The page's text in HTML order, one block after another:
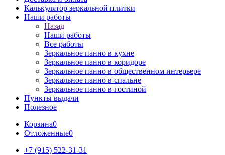
Калькулятор зеркальной плитки
Наши работы
Назад
Наши работы
Все работы
Зеркальное панно в кухне
Зеркальное панно в коридоре
Зеркальное панно в общественном интерьере
Зеркальное панно в спальне
Зеркальное панно в гостиной
Пункты выдачи
Полезное
Корзина0
Отложенные0
+7 (915) 522-31-31